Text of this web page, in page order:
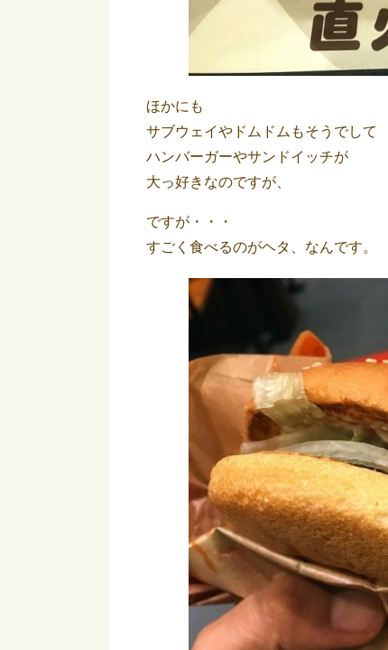
ほかにも
サブウェイやドムドムもそうでして
ハンバーガーやサンドイッチが
大っ好きなのですが、
ですが・・・
すごく食べるのがヘタ、なんです。